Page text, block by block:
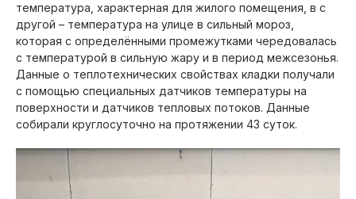
температура, характерная для жилого помещения, в с
другой – температура на улице в сильный мороз,
которая с определёнными промежутками чередовалась
с температурой в сильную жару и в период межсезонья.
Данные о теплотехнических свойствах кладки получали
с помощью специальных датчиков температуры на
поверхности и датчиков тепловых потоков. Данные
собирали круглосуточно на протяжении 43 суток.